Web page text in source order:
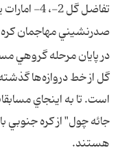
تفاضل گل 2-، 4- امارات يک امتياز - تفاضل گل 4-
صدرنشيني مهاجمان
است. تا به اينجاي
جائه چول" از کره جنوبي
هستند.